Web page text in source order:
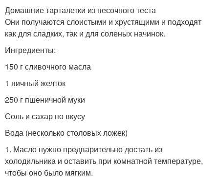
Домашние тарталетки из песочного теста
Они получаются слоистыми и хрустящими и подходят
как для сладких, так и для соленых начинок.
Ингредиенты:
150 г сливочного масла
1 яичный желток
250 г пшеничной муки
Соль и сахар по вкусу
Вода (несколько столовых ложек)
1. Масло нужно предварительно достать из
холодильника и оставить при комнатной температуре,
чтобы оно было мягким.